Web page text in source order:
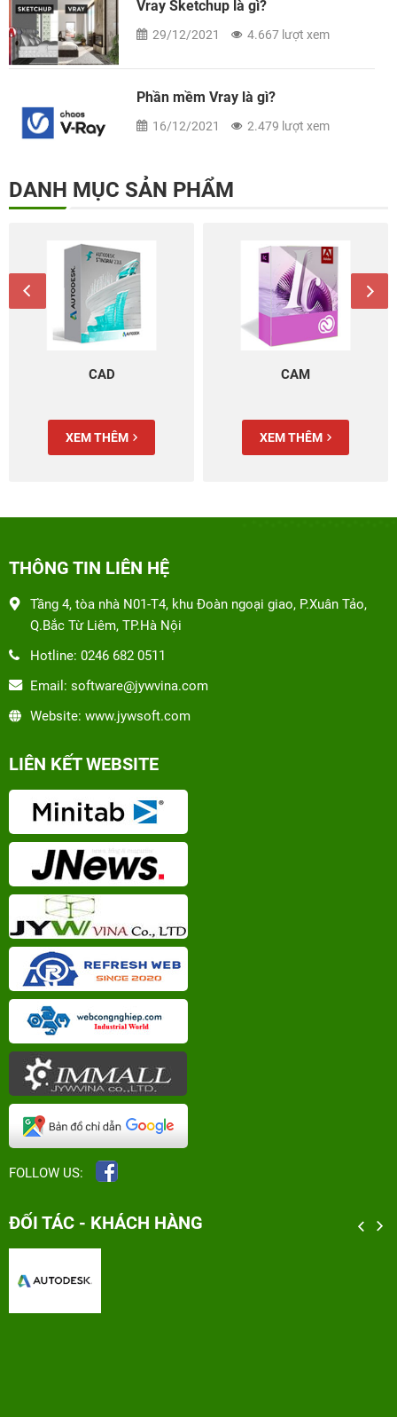
Vray Sketchup là gì?
29/12/2021 4.667 lượt xem
Phần mềm Vray là gì?
16/12/2021 2.479 lượt xem
DANH MỤC SẢN PHẨM
CAD
XEM THÊM
CAM
XEM THÊM
THÔNG TIN LIÊN HỆ
Tầng 4, tòa nhà N01-T4, khu Đoàn ngoại giao, P.Xuân Tảo,
Q.Bắc Từ Liêm, TP.Hà Nội
Hotline: 0246 682 0511
Email: software@jywvina.com
Website: www.jywsoft.com
LIÊN KẾT WEBSITE
FOLLOW US:
ĐỐI TÁC - KHÁCH HÀNG